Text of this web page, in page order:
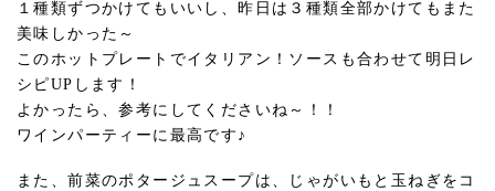
１種類ずつかけてもいいし、昨日は３種類全部かけてもまた
美味しかった～
このホットプレートでイタリアン！ソースも合わせて明日レ
シピUPします！
よかったら、参考にしてくださいね～！！
ワインパーティーに最高です♪
また、前菜のポタージュスープは、じゃがいもと玉ねぎをコ